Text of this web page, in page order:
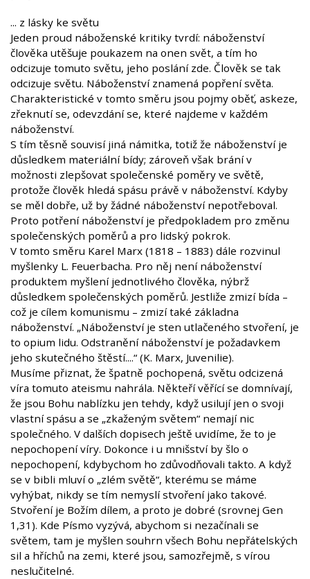
... z lásky ke světu
Jeden proud náboženské kritiky tvrdí: náboženství
člověka utěšuje poukazem na onen svět, a tím ho
odcizuje tomuto světu, jeho poslání zde. Člověk se tak
odcizuje světu. Náboženství znamená popření světa.
Charakteristické v tomto směru jsou pojmy oběť, askeze,
zřeknutí se, odevzdání se, které najdeme v každém
náboženství.
S tím těsně souvisí jiná námitka, totiž že náboženství je
důsledkem materiální bídy; zároveň však brání v
možnosti zlepšovat společenské poměry ve světě,
protože člověk hledá spásu právě v náboženství. Kdyby
se měl dobře, už by žádné náboženství nepotřeboval.
Proto potření náboženství je předpokladem pro změnu
společenských poměrů a pro lidský pokrok.
V tomto směru Karel Marx (1818 – 1883) dále rozvinul
myšlenky L. Feuerbacha. Pro něj není náboženství
produktem myšlení jednotlivého člověka, nýbrž
důsledkem společenských poměrů. Jestliže zmizí bída –
což je cílem komunismu – zmizí také základna
náboženství. „Náboženství je sten utlačeného stvoření, je
to opium lidu. Odstranění náboženství je požadavkem
jeho skutečného štěstí....“ (K. Marx, Juvenilie).
Musíme přiznat, že špatně pochopená, světu odcizená
víra tomuto ateismu nahrála. Někteří věřící se domnívají,
že jsou Bohu nablízku jen tehdy, když usilují jen o svoji
vlastní spásu a se „zkaženým světem“ nemají nic
společného. V dalších dopisech ještě uvidíme, že to je
nepochopení víry. Dokonce i u mnišství by šlo o
nepochopení, kdybychom ho zdůvodňovali takto. A když
se v bibli mluví o „zlém světě“, kterému se máme
vyhýbat, nikdy se tím nemyslí stvoření jako takové.
Stvoření je Božím dílem, a proto je dobré (srovnej Gen
1,31). Kde Písmo vyzývá, abychom si nezačínali se
světem, tam je myšlen souhrn všech Bohu nepřátelských
sil a hříchů na zemi, které jsou, samozřejmě, s vírou
neslučitelné.